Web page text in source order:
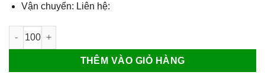
Vận chuyển: Liên hệ:
Sổ Agenda Tay Cài 16x24 số lượng
THÊM VÀO GIỎ HÀNG